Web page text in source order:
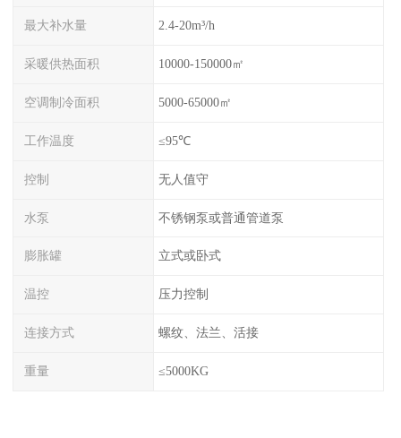
最大补水量 2.4-20m³/h
采暖供热面积 10000-150000㎡
空调制冷面积 5000-65000㎡
工作温度 ≤95℃
控制 无人值守
水泵 不锈钢泵或普通管道泵
膨胀罐 立式或卧式
温控 压力控制
连接方式 螺纹、法兰、活接
重量 ≤5000KG